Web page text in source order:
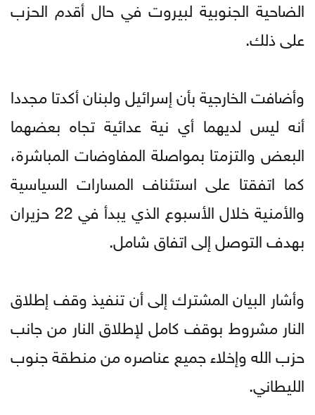
الضاحية الجنوبية لبيروت في حال أقدم الحزب
على ذلك.
وأضافت الخارجية بأن إسرائيل ولبنان أكدتا مجددا
أنه ليس لديهما أي نية عدائية تجاه بعضهما
البعض والتزمتا بمواصلة المفاوضات المباشرة،
كما اتفقتا على استئناف المسارات السياسية
والأمنية خلال الأسبوع الذي يبدأ في 22 حزيران
بهدف التوصل إلى اتفاق شامل.
وأشار البيان المشترك إلى أن تنفيذ وقف إطلاق
النار مشروط بوقف كامل لإطلاق النار من جانب
حزب الله وإخلاء جميع عناصره من منطقة جنوب
الليطاني.